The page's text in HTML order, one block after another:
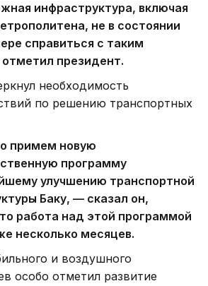
инфраструктура, включая
не в состоянии
справиться с таким
президент.
необходимость
по решению транспортных
примем новую
программу
улучшению транспортной
Баку, — сказал он,
работа над этой программой
несколько месяцев.
и воздушного
особо отметил развитие